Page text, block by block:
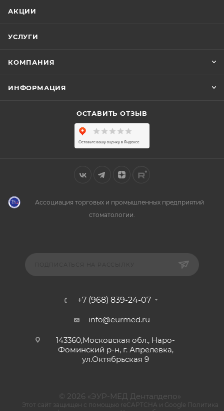
АКЦИИ
УСЛУГИ
КОМПАНИЯ
ИНФОРМАЦИЯ
ОСТАВИТЬ ОТЗЫВ
Ассоциация торговых и промышленных предприятий
стоматологии.
+7 (968) 839-24-07
info@eurmed.ru
143360,Московская обл., Наро-
Фоминский р-н, г. Апрелевка,
ул.Октябрьская 9
© 2026 «ЭУР-МЕД Денталдепо»
Этот сайт защищен с помощью reCAPTCHA и Google Политика